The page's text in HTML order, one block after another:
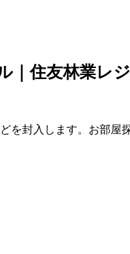
｜住友林業レ
を封入します。お部屋